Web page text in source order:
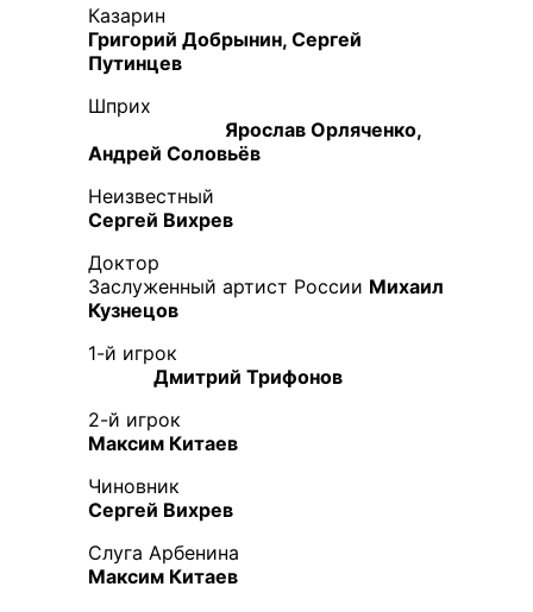
Казарин
Григорий Добрынин, Сергей
Путинцев
Шприх
Ярослав Орляченко,
Андрей Соловьёв
Неизвестный
Сергей Вихрев
Доктор
Заслуженный артист России Михаил
Кузнецов
1-й игрок
Дмитрий Трифонов
2-й игрок
Максим Китаев
Чиновник
Сергей Вихрев
Слуга Арбенина
Максим Китаев